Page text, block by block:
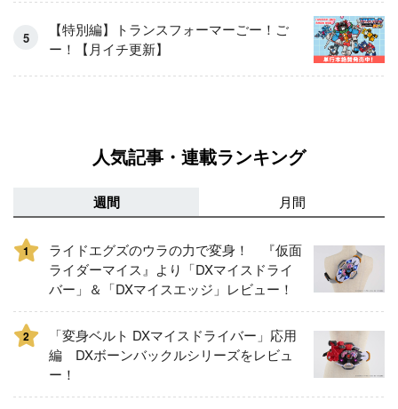
【特別編】トランスフォーマーごー！ご
ー！【月イチ更新】
人気記事・連載ランキング
週間 月間
1
ライドエグズのウラの力で変身！ 『仮面
ライダーマイス』より「DXマイスドライ
バー」＆「DXマイスエッジ」レビュー！
2
「変身ベルト DXマイスドライバー」応用
編 DXボーンバックルシリーズをレビュ
ー！